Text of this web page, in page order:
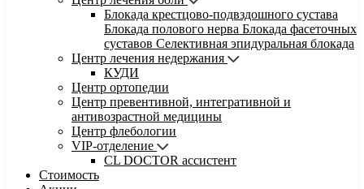
Блокада крестцово-подвздошного сустава
Блокада полового нерва Блокада фасеточных
суставов Селективная эпидуральная блокада
Центр лечения недержания
КУДИ
Центр ортопедии
Центр превентивной, интегративной и
антивозрастной медицины
Центр флебологии
VIP-отделение
CL DOCTOR ассистент
Стоимость